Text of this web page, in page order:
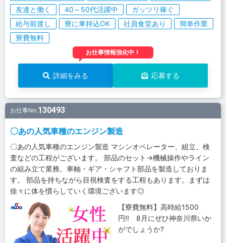
友達と働く
40～50代活躍中
ガッツリ稼ぐ
給与前渡し
寮に車持込OK 社員食堂あり
簡単作業
寮費無料
お仕事情報強化中！
詳細をみる 応募する
お仕事No.130493
〇あの人気車種のエンジン製造
〇あの人気車種のエンジン製造 マシンオペレーター、組立、検
査などの工程がございます。 部品のセット→機械操作やライン
の組み立て業務。車軸・ギア・シャフト部品を製造しておりま
す。 部品を持ちながら目視検査をする工程もあります。まずは
徐々に体を慣らしていく環境ございます◎
【寮費無料】高時給1500
円!! 8月にぜひ神奈川県いか
がでしょうか?